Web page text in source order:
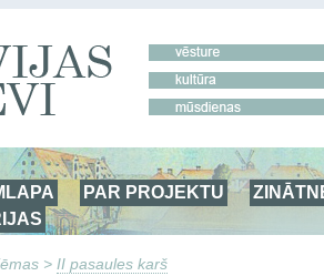
PAR PROJEKTU
> II pasaules karš